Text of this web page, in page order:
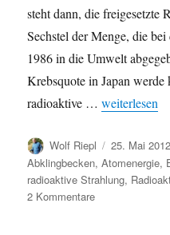
steht dann, die freigesetzte
Sechstel der Menge, die
1986 in die Umwelt
Krebsquote in Japan werde
radioaktive …„Strahlung
weiterlesen
Autor
Wolf Riepl
Veröffentlicht
am
25. Mai 2012
Abklingbecken,Atomenergie,
radioaktive Strahlung,
2 Kommentarezu